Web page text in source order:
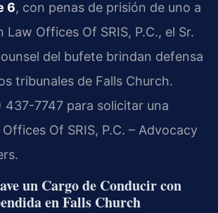
6, con penas de prisión de uno a
Law Offices Of SRIS, P.C., el Sr.
del bufete brindan defensa
tribunales de Falls Church.
437-7747 para solicitar una
Of SRIS, P.C. – Advocacy
un Cargo de Conducir con
en Falls Church